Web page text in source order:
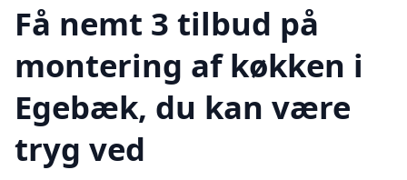
Få nemt 3 tilbud på
montering af køkken i
Egebæk, du kan være
tryg ved